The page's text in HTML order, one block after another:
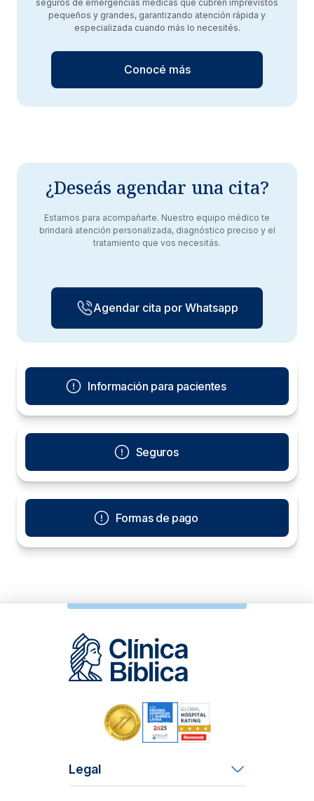
seguros de emergencias médicas que cubren imprevistos
pequeños y grandes, garantizando atención rápida y
especializada cuando más lo necesités.
Conocé más
¿Deseás agendar una cita?
Estamos para acompañarte. Nuestro equipo médico te
brindará atención personalizada, diagnóstico preciso y el
tratamiento que vos necesitás.
Agendar cita por Whatsapp
Información para pacientes
Seguros
Formas de pago
Legal